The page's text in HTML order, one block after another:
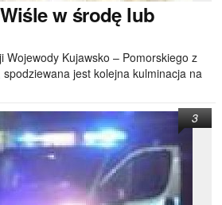
w środę lub
Wojewody Kujawsko – Pomorskiego z
jest kolejna kulminacja na
3